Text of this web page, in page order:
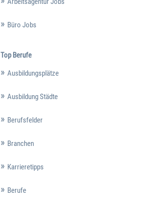
Büro Jobs
Top Berufe
Ausbildungsplätze
Ausbildung Städte
Berufsfelder
Branchen
Karrieretipps
Berufe